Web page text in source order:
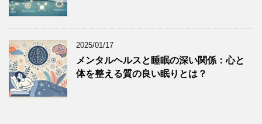
2025/01/17
メンタルヘルスと睡眠の深い関係：心と
体を整える質の良い眠りとは？